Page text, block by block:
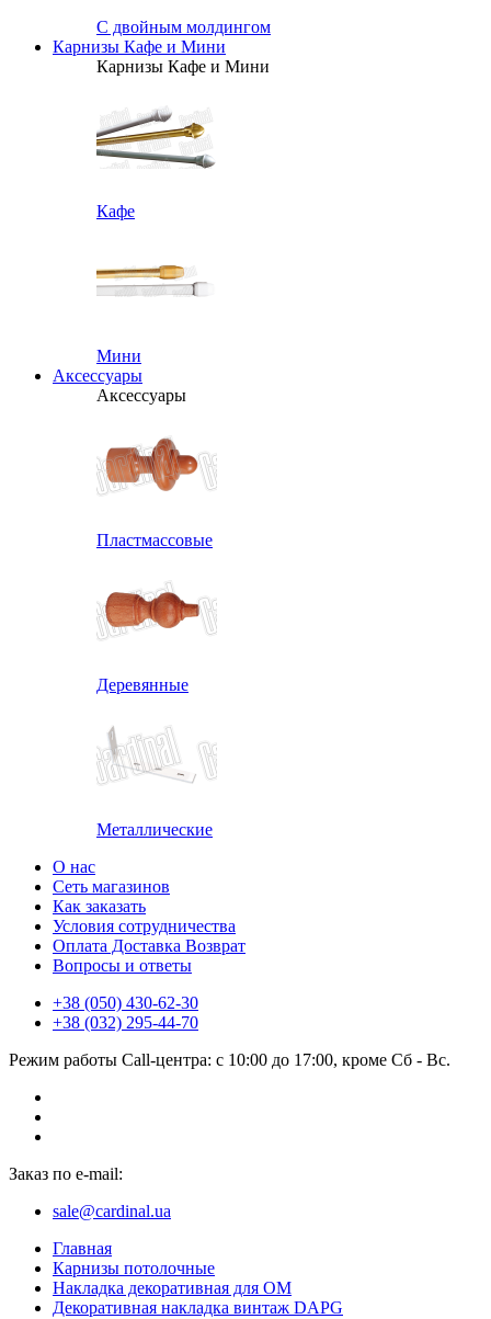
С двойным молдингом
Карнизы Кафе и Мини
Карнизы Кафе и Мини
Кафе
Мини
Аксессуары
Аксессуары
Пластмассовые
Деревянные
Металлические
О нас
Сеть магазинов
Как заказать
Условия сотрудничества
Оплата Доставка Возврат
Вопросы и ответы
+38 (050) 430-62-30
+38 (032) 295-44-70
Режим работы Call-центра: с 10:00 до 17:00, кроме Сб - Вс.
Заказ по e-mail:
sale@cardinal.ua
Главная
Карнизы потолочные
Накладка декоративная для ОМ
Декоративная накладка винтаж DAPG